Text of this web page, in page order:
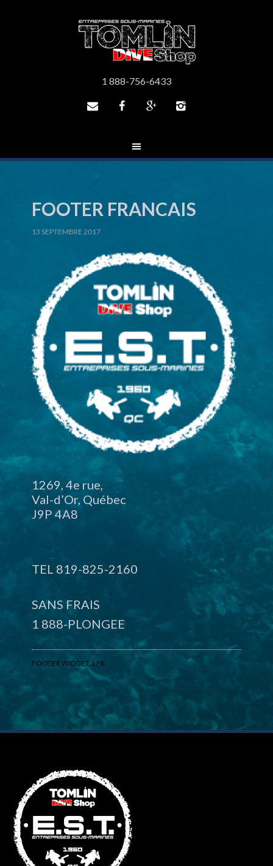
1 888-756-6433
   
FOOTER FRANCAIS
13 SEPTEMBRE 2017
1269, 4e rue,
Val-d’Or, Québec
J9P 4A8
TEL 819-825-2160
SANS FRAIS
1 888-PLONGEE
FOOTER WIDGET 1 FR